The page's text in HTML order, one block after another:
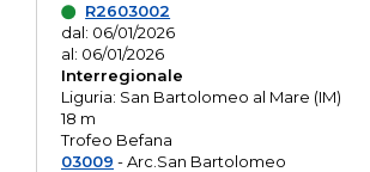
R2603002
dal: 06/01/2026
al: 06/01/2026
Interregionale
Liguria: San Bartolomeo al Mare (IM)
18 m
Trofeo Befana
03009 - Arc.San Bartolomeo